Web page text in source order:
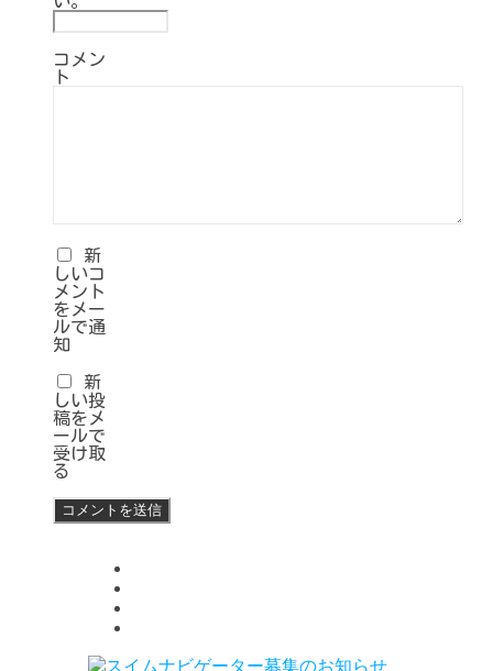
コメン
ト
新
しいコ
メント
をメー
ルで通
知
新
しい投
稿をメ
ールで
受け取
る